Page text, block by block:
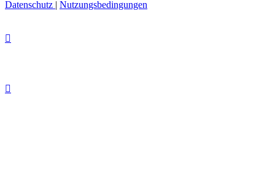
Datenschutz | Nutzungsbedingungen